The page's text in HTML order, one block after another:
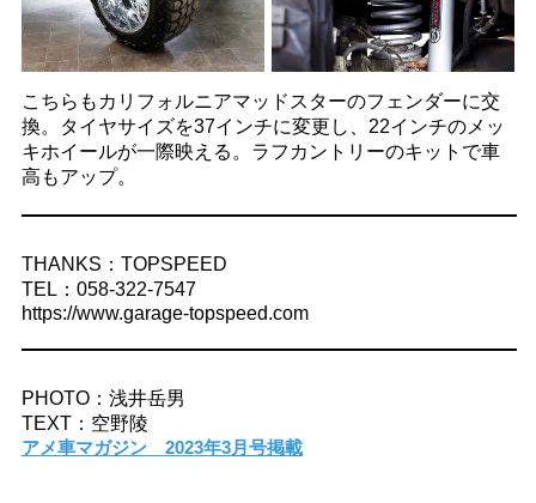
こちらもカリフォルニアマッドスターのフェンダーに交
換。タイヤサイズを37インチに変更し、22インチのメッ
キホイールが一際映える。ラフカントリーのキットで車
高もアップ。
THANKS：TOPSPEED
TEL：058-322-7547
https://www.garage-topspeed.com
PHOTO：浅井岳男
TEXT：空野陵
アメ車マガジン 2023年3月号掲載